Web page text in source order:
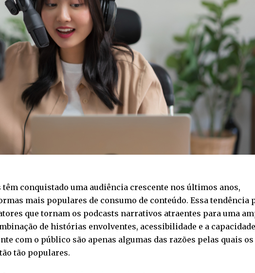
conquistado uma audiência crescente nos últimos anos,
mais populares de consumo de conteúdo. Essa tendência
que tornam os podcasts narrativos atraentes para uma
de histórias envolventes, acessibilidade e a
com o público são apenas algumas das razões pelas quais os
tão populares.